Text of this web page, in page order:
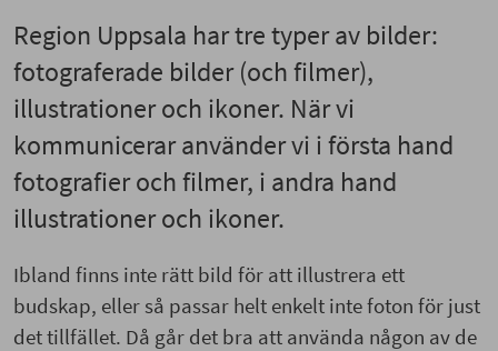
Region Uppsala har tre typer av bilder:
fotograferade bilder (och filmer),
illustrationer och ikoner. När vi
kommunicerar använder vi i första hand
fotografier och filmer, i andra hand
illustrationer och ikoner.
Ibland finns inte rätt bild för att illustrera ett
budskap, eller så passar helt enkelt inte foton för just
det tillfället. Då går det bra att använda någon av de